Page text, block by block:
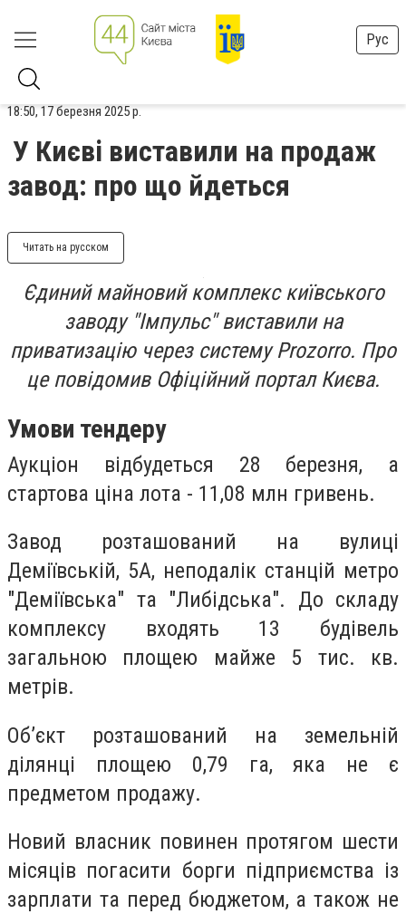
Рус
18:50, 17 березня 2025 р.
У Києві виставили на продаж
завод: про що йдеться
Читать на русском
Єдиний майновий комплекс київського
заводу "Імпульс" виставили на
приватизацію через систему Prozorro. Про
це повідомив Офіційний портал Києва.
Умови тендеру
Аукціон відбудеться 28 березня, а
стартова ціна лота - 11,08 млн гривень.
Завод розташований на вулиці
Деміївській, 5А, неподалік станцій метро
"Деміївська" та "Либідська". До складу
комплексу входять 13 будівель
загальною площею майже 5 тис. кв.
метрів.
Об’єкт розташований на земельній
ділянці площею 0,79 га, яка не є
предметом продажу.
Новий власник повинен протягом шести
місяців погасити борги підприємства із
зарплати та перед бюджетом, а також не